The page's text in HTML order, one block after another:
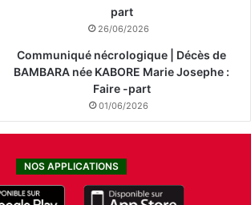
part
26/06/2026
Communiqué nécrologique | Décès de
BAMBARA née KABORE Marie Josephe :
Faire -part
01/06/2026
NOS APPLICATIONS